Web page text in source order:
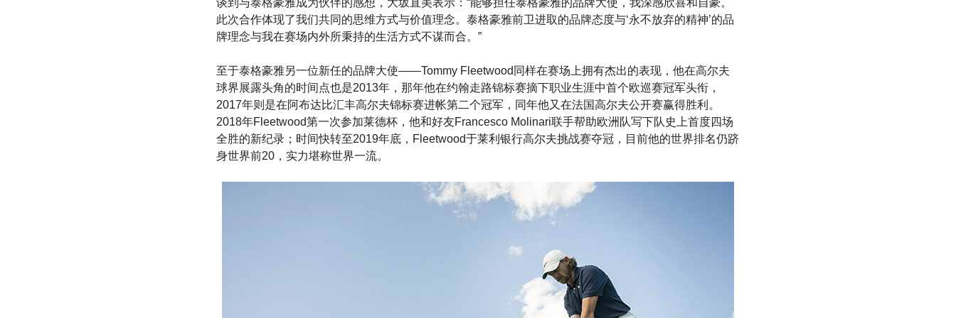
谈到与泰格豪雅成为伙伴的感想，大坂直美表示：“能够担任泰格豪雅的品牌大使，我深感欣喜和自豪。
此次合作体现了我们共同的思维方式与价值理念。泰格豪雅前卫进取的品牌态度与‘永不放弃的精神’的品
牌理念与我在赛场内外所秉持的生活方式不谋而合。”
至于泰格豪雅另一位新任的品牌大使——Tommy Fleetwood同样在赛场上拥有杰出的表现，他在高尔夫
球界展露头角的时间点也是2013年，那年他在约翰走路锦标赛摘下职业生涯中首个欧巡赛冠军头衔，
2017年则是在阿布达比汇丰高尔夫锦标赛进帐第二个冠军，同年他又在法国高尔夫公开赛赢得胜利。
2018年Fleetwood第一次参加莱德杯，他和好友Francesco Molinari联手帮助欧洲队写下队史上首度四场
全胜的新纪录；时间快转至2019年底，Fleetwood于莱利银行高尔夫挑战赛夺冠，目前他的世界排名仍跻
身世界前20，实力堪称世界一流。